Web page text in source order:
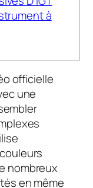
à
officielle
une
nombreux
en même